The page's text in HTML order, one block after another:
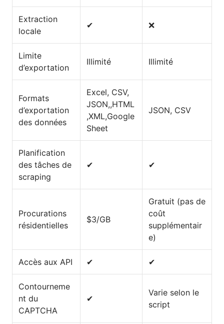
Extraction
locale
✔ ❌
Limite
d’exportation
Illimité Illimité
Formats
d’exportation
des données
Excel, CSV,
JSON,,HTML
,XML,Google
Sheet
JSON, CSV
Planification
des tâches de
scraping
✔ ✔
Procurations
résidentielles
$3/GB
Gratuit (pas de
coût
supplémentair
e)
Accès aux API ✔ ✔
Contourneme
nt du
CAPTCHA
✔
Varie selon le
script